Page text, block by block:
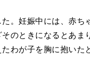
。妊娠中には、赤ち
のときになるとあま
わが子を胸に抱いた